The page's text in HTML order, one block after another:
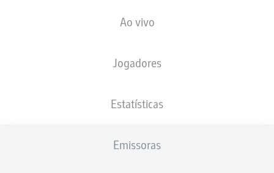
Ao vivo
Jogadores
Estatísticas
Emissoras